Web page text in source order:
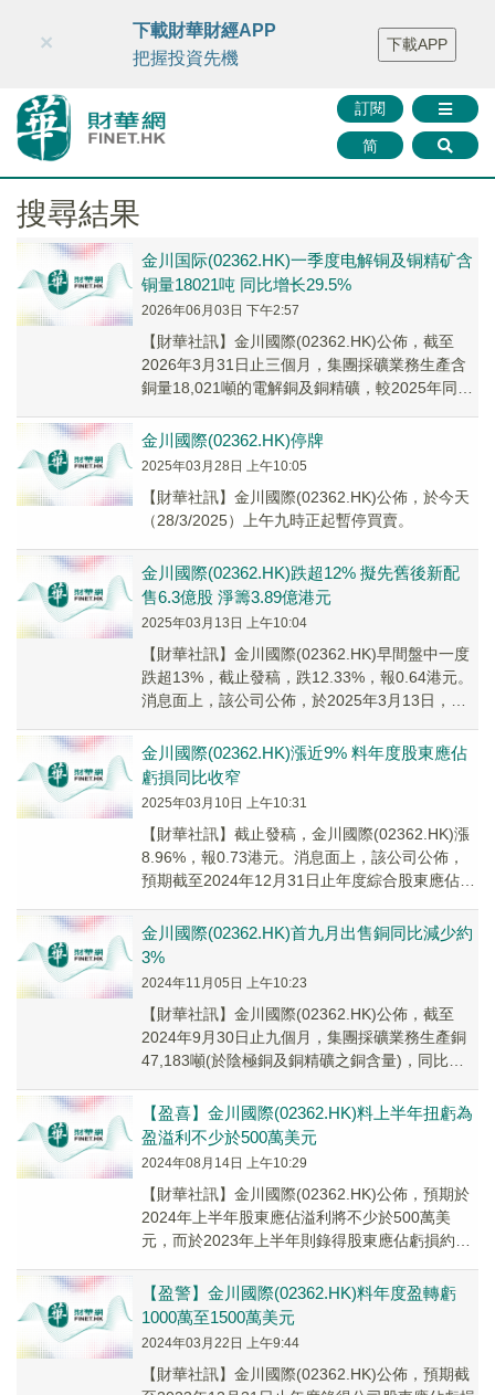
財華智庫網 FINTV FINMETA 財華證券 媒體矩陣
智庫沙龍
聯絡我們
訂閱
简
×
下載財華財經APP
把握投資先機
下載APP
搜尋結果
金川国际(02362.HK)一季度电解铜及铜精矿含
铜量18021吨 同比增长29.5%
2026年06月03日 下午2:57
​【財華社訊】金川國際(02362.HK)公佈，截至
2026年3月31日止三個月，集團採礦業務生產含
銅量18,021噸的電解銅及銅精礦，較2025年同期
金川國際(02362.HK)停牌
2025年03月28日 上午10:05
【財華社訊】金川國際(02362.HK)公佈，於今天
（28/3/2025）上午九時正起暫停買賣。
金川國際(02362.HK)跌超12% 擬先舊後新配
售6.3億股 淨籌3.89億港元
2025年03月13日 上午10:04
【財華社訊】金川國際(02362.HK)早間盤中一度
跌超13%，截止發稿，跌12.33%，報0.64港元。
消息面上，該公司公佈，於2025年3月13日，公
金川國際(02362.HK)漲近9% 料年度股東應佔
虧損同比收窄
2025年03月10日 上午10:31
【財華社訊】截止發稿，金川國際(02362.HK)漲
8.96%，報0.73港元。消息面上，該公司公佈，
預期截至2024年12月31日止年度綜合股東應佔虧
金川國際(02362.HK)首九月出售銅同比減少約
3%
2024年11月05日 上午10:23
【財華社訊】金川國際(02362.HK)公佈，截至
2024年9月30日止九個月，集團採礦業務生產銅
47,183噸(於陰極銅及銅精礦之銅含量)，同比減
【盈喜】金川國際(02362.HK)料上半年扭虧為
盈溢利不少於500萬美元
2024年08月14日 上午10:29
【財華社訊】金川國際(02362.HK)公佈，預期於
2024年上半年股東應佔溢利將不少於500萬美
元，而於2023年上半年則錄得股東應佔虧損約
【盈警】金川國際(02362.HK)料年度盈轉虧
1000萬至1500萬美元
2024年03月22日 上午9:44
【財華社訊】金川國際(02362.HK)公佈，預期截